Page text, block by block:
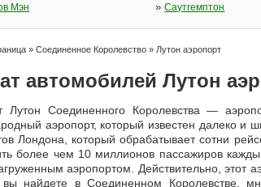
Мэн »Саутгемптон
» Соединенное Королевство » Лутон аэропорт
автомобилей Лутон
Лутон Соединенного Королевства —
аэропорт, который известен далеко и
Лондона, который обрабатывает сотни
более чем 10 миллионов пассажиров
аэропортом. Действительно, этот
вы найдете в Соединенном Королевстве,